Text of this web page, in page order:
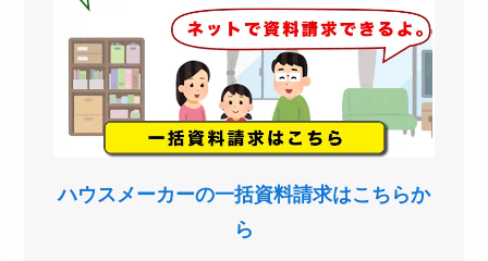
ハウスメーカーの一括資料請求はこちらか
ら